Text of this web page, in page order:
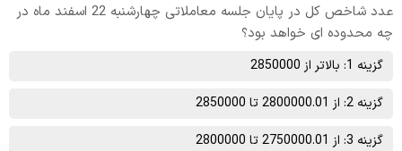
عدد شاخص کل در پایان جلسه معاملاتی چهارشنبه 22 اسفند ماه در
چه محدوده ای خواهد بود؟
گزینه 1: بالاتر از 2850000
گزینه 2: از 2800000.01 تا 2850000
گزینه 3: از 2750000.01 تا 2800000